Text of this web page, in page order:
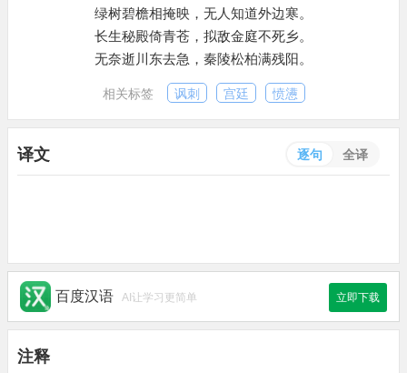
绿树碧檐相掩映，无人知道外边寒。
长生秘殿倚青苍，拟敌金庭不死乡。
无奈逝川东去急，秦陵松柏满残阳。
相关标签 讽刺 宫廷 愤懑
译文 逐句 全译
百度汉语 AI让学习更简单 立即下载
注释